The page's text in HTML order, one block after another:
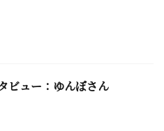
ビュー：ゆんぼさん